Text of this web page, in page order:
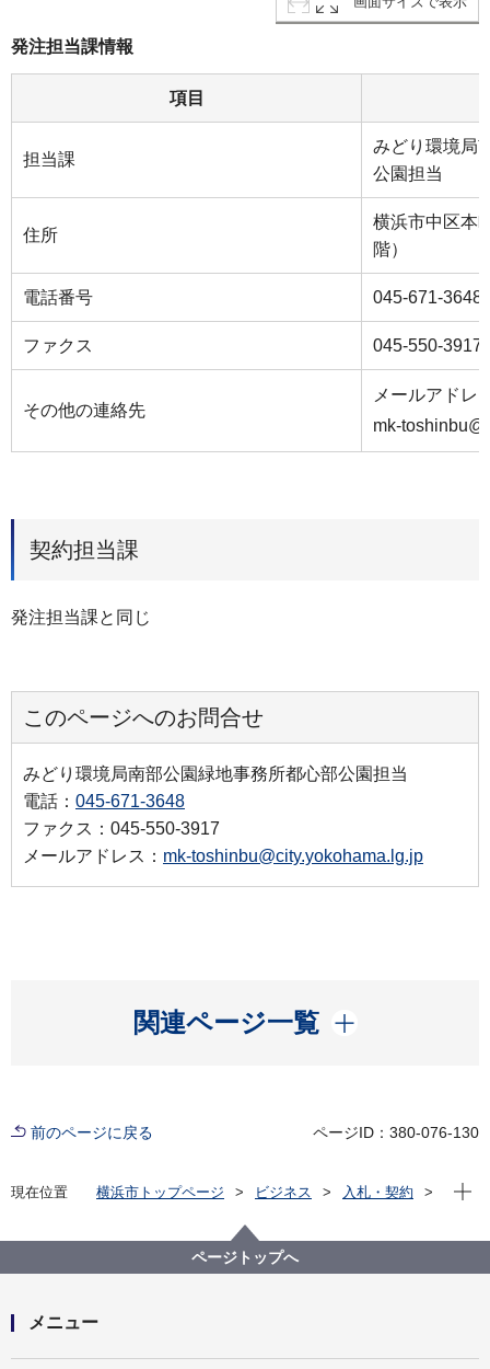
発注担当課情報
項目
担当課
みどり環境局
公園担当
住所
横浜市中区本
階）
電話番号 045-671-3648
ファクス 045-550-3917
その他の連絡先
メールアドレ
mk-
契約担当課
発注担当課と同じ
このページへのお問合せ
みどり環境局南部公園緑地事務所都心部公園担当
電話： 045-671-3648
ファクス：045-550-3917
メールアドレス： mk-toshinbu@city.yokohama.lg.jp
関連ページ一覧
開く
前のページに戻る ページID：380-076-130
現在位置 横浜市トップページ ビジネス
入札・契約
【公募型プロポーザル方式】山下公園庭園育成業務委
託
現在
ページトップへ
メニュー